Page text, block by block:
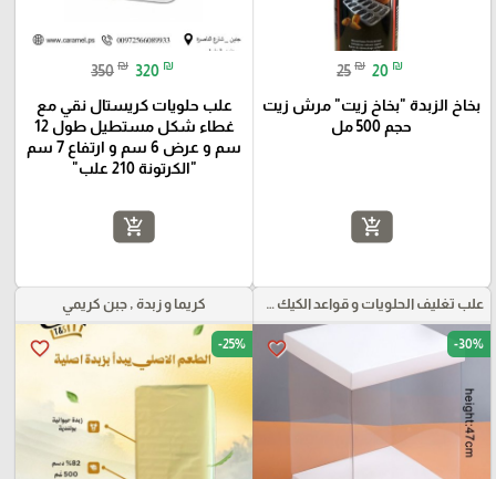
25 ₪ 20 ₪
بخاخ الزبدة "بخاخ زيت" مرش زيت
حجم 500 مل
add_shopping_cart
350 ₪ 320 ₪
علب حلويات كريستال نقي مع
غطاء شكل مستطيل طول 12
سم و عرض 6 سم و ارتفاع 7 سم
"الكرتونة 210 علب"
add_shopping_cart
علب تغليف الحلويات و قواعد الكيك و علب بلاستيكية بأنواعها
favorite_border -30%
كريما و زبدة , جبن كريمي
favorite_border -25%